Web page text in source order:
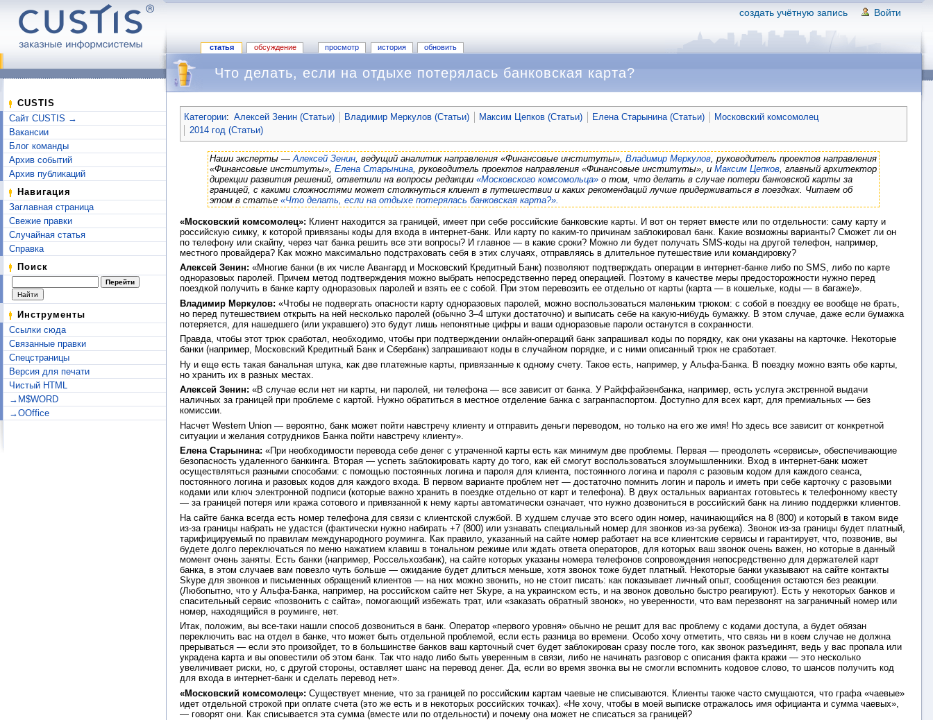
создать учётную запись Войти
статья обсуждение просмотр история обновить
CUSTIS
Сайт CUSTIS →
Вакансии
Блог команды
Архив событий
Архив публикаций
Навигация
Заглавная страница
Свежие правки
Случайная статья
Справка
Поиск
Инструменты
Ссылки сюда
Связанные правки
Спецстраницы
Версия для печати
Чистый HTML
→M$WORD
→OOffice
Что делать, если на отдыхе потерялась банковская карта?
Категории: Алексей Зенин (Статьи) Владимир Меркулов (Статьи) Максим Цепков (Статьи) Елена Старынина (Статьи)
Московский комсомолец
2014 год (Статьи)
Наши эксперты — Алексей Зенин , ведущий аналитик направления «Финансовые институты», Владимир Меркулов , руководитель проектов направления
«Финансовые институты», Елена Старынина , руководитель проектов направления «Финансовые институты», и Максим Цепков , главный архитектор
дирекции развития решений, ответили на вопросы редакции «Московского комсомольца» о том, что делать в случае потери банковской карты за
границей, с какими сложностями может столкнуться клиент в путешествии и каких рекомендаций лучше придерживаться в поездках. Читаем об
этом в статье «Что делать, если на отдыхе потерялась банковская карта?».
«Московский комсомолец»: Клиент находится за границей, имеет при себе российские банковские карты. И вот он теряет вместе или по отдельности: саму карту и
российскую симку, к которой привязаны коды для входа в интернет-банк. Или карту по каким-то причинам заблокировал банк. Какие возможны варианты? Сможет ли он
по телефону или скайпу, через чат банка решить все эти вопросы? И главное — в какие сроки? Можно ли будет получать SMS-коды на другой телефон, например,
местного провайдера? Как можно максимально подстраховать себя в этих случаях, отправляясь в длительное путешествие или командировку?
Алексей Зенин: «Многие банки (в их числе Авангард и Московский Кредитный Банк) позволяют подтверждать операции в интернет-банке либо по SMS, либо по карте
одноразовых паролей. Причем метод подтверждения можно выбрать непосредственно перед операцией. Поэтому в качестве меры предосторожности нужно перед
поездкой получить в банке карту одноразовых паролей и взять ее с собой. При этом перевозить ее отдельно от карты (карта — в кошельке, коды — в багаже)».
Владимир Меркулов: «Чтобы не подвергать опасности карту одноразовых паролей, можно воспользоваться маленьким трюком: с собой в поездку ее вообще не брать,
но перед путешествием открыть на ней несколько паролей (обычно 3–4 штуки достаточно) и выписать себе на какую-нибудь бумажку. В этом случае, даже если бумажка
потеряется, для нашедшего (или укравшего) это будут лишь непонятные цифры и ваши одноразовые пароли останутся в сохранности.
Правда, чтобы этот трюк сработал, необходимо, чтобы при подтверждении онлайн-операций банк запрашивал коды по порядку, как они указаны на карточке. Некоторые
банки (например, Московский Кредитный Банк и Сбербанк) запрашивают коды в случайном порядке, и с ними описанный трюк не сработает.
Ну и еще есть такая банальная штука, как две платежные карты, привязанные к одному счету. Такое есть, например, у Альфа-Банка. В поездку можно взять обе карты,
но хранить их в разных местах.
Алексей Зенин: «В случае если нет ни карты, ни паролей, ни телефона — все зависит от банка. У Райффайзенбанка, например, есть услуга экстренной выдачи
наличных за границей при проблеме с картой. Нужно обратиться в местное отделение банка с загранпаспортом. Доступно для всех карт, для премиальных — без
комиссии.
Насчет Western Union — вероятно, банк может пойти навстречу клиенту и отправить деньги переводом, но только на его же имя! Но здесь все зависит от конкретной
ситуации и желания сотрудников Банка пойти навстречу клиенту».
Елена Старынина: «При необходимости перевода себе денег с утраченной карты есть как минимум две проблемы. Первая — преодолеть «сервисы», обеспечивающие
безопасность удаленного банкинга. Вторая — успеть заблокировать карту до того, как ей смогут воспользоваться злоумышленники. Вход в интернет-банк может
осуществляться разными способами: с помощью постоянных логина и пароля для клиента, постоянного логина и пароля с разовым кодом для каждого сеанса,
постоянного логина и разовых кодов для каждого входа. В первом варианте проблем нет — достаточно помнить логин и пароль и иметь при себе карточку с разовыми
кодами или ключ электронной подписи (которые важно хранить в поездке отдельно от карт и телефона). В двух остальных вариантах готовьтесь к телефонному квесту
— за границей потеря или кража сотового и привязанной к нему карты автоматически означает, что нужно дозвониться в российский банк на линию поддержки клиентов.
На сайте банка всегда есть номер телефона для связи с клиентской службой. В худшем случае это всего один номер, начинающийся на 8 (800) и который в таком виде
из-за границы набрать не удастся (фактически нужно набирать +7 (800) или узнавать специальный номер для звонков из-за рубежа). Звонок из-за границы будет платный,
тарифицируемый по правилам международного роуминга. Как правило, указанный на сайте номер работает на все клиентские сервисы и гарантирует, что, позвонив, вы
будете долго переключаться по меню нажатием клавиш в тональном режиме или ждать ответа операторов, для которых ваш звонок очень важен, но которые в данный
момент очень заняты. Есть банки (например, Россельхозбанк), на сайте которых указаны номера телефонов сопровождения непосредственно для держателей карт
банка, в этом случаев вам повезло чуть больше — ожидание будет длиться меньше, хотя звонок тоже будет платный. Некоторые банки указывают на сайте контакты
Skype для звонков и письменных обращений клиентов — на них можно звонить, но не стоит писать: как показывает личный опыт, сообщения остаются без реакции.
(Любопытно, что у Альфа-Банка, например, на российском сайте нет Skype, а на украинском есть, и на звонок довольно быстро реагируют). Есть у некоторых банков и
спасительный сервис «позвонить с сайта», помогающий избежать трат, или «заказать обратный звонок», но уверенности, что вам перезвонят на заграничный номер или
номер, находящийся в роуминге, нет.
Итак, положим, вы все-таки нашли способ дозвониться в банк. Оператор «первого уровня» обычно не решит для вас проблему с кодами доступа, а будет обязан
переключить вас на отдел в банке, что может быть отдельной проблемой, если есть разница во времени. Особо хочу отметить, что связь ни в коем случае не должна
прерываться — если это произойдет, то в большинстве банков ваш карточный счет будет заблокирован сразу после того, как звонок разъединят, ведь у вас пропала или
украдена карта и вы оповестили об этом банк. Так что надо либо быть уверенным в связи, либо не начинать разговор с описания факта кражи — это несколько
увеличивает риски, но, с другой стороны, оставляет шанс на перевод денег. Да, если во время звонка вы не смогли вспомнить кодовое слово, то шансов получить код
для входа в интернет-банк и сделать перевод нет».
«Московский комсомолец»: Существует мнение, что за границей по российским картам чаевые не списываются. Клиенты также часто смущаются, что графа «чаевые»
идет отдельной строкой при оплате счета (это же есть и в некоторых российских точках). «Не хочу, чтобы в моей выписке отражалось имя официанта и сумма чаевых»,
— говорят они. Как списывается эта сумма (вместе или по отдельности) и почему она может не списаться за границей?